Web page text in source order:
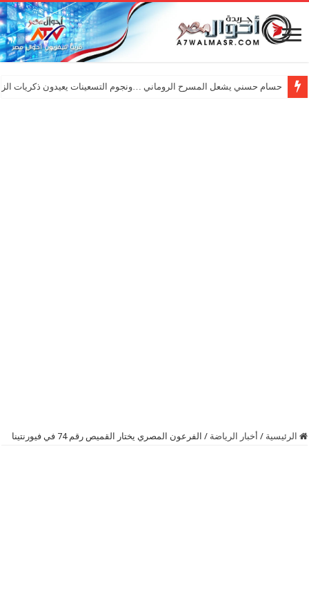
حسام حسني يشعل المسرح الروماني …ونجوم التسعينات يعيدون ذكريات
الرئيسية / أخبار الرياضة / الفرعون المصري يختار القميص رقم 74 في فيورنتينا